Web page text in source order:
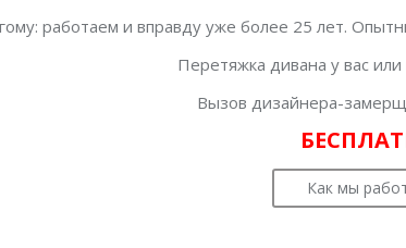
работаем и вправду уже более 25 лет.
Перетяжка дивана у вас
Вызов дизайнера-
Как мы